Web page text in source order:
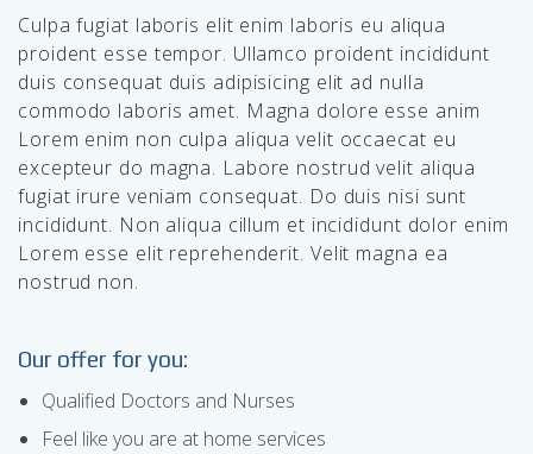
Culpa fugiat laboris elit enim laboris eu aliqua
proident esse tempor. Ullamco proident incididunt
duis consequat duis adipisicing elit ad nulla
commodo laboris amet. Magna dolore esse anim
Lorem enim non culpa aliqua velit occaecat eu
excepteur do magna. Labore nostrud velit aliqua
fugiat irure veniam consequat. Do duis nisi sunt
incididunt. Non aliqua cillum et incididunt dolor enim
Lorem esse elit reprehenderit. Velit magna ea
nostrud non.
Our offer for you:
Qualified Doctors and Nurses
Feel like you are at home services